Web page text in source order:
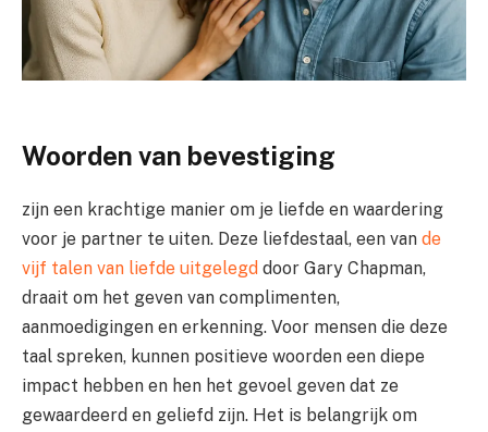
Woorden van bevestiging
zijn een krachtige manier om je liefde en waardering
voor je partner te uiten. Deze liefdestaal, een van de
vijf talen van liefde uitgelegd door Gary Chapman,
draait om het geven van complimenten,
aanmoedigingen en erkenning. Voor mensen die deze
taal spreken, kunnen positieve woorden een diepe
impact hebben en hen het gevoel geven dat ze
gewaardeerd en geliefd zijn. Het is belangrijk om